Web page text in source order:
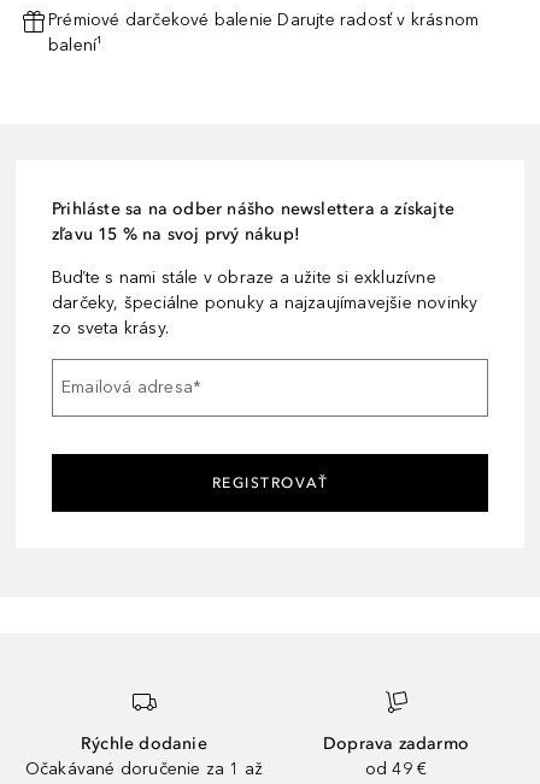
Prémiové darčekové balenie Darujte radosť v krásnom
balení¹
Prihláste sa na odber nášho newslettera a získajte
zľavu 15 % na svoj prvý nákup!
Buďte s nami stále v obraze a užite si exkluzívne
darčeky, špeciálne ponuky a najzaujímavejšie novinky
zo sveta krásy.
Emailová adresa*
REGISTROVAŤ
Rýchle dodanie
Očakávané doručenie za 1 až
Doprava zadarmo
od 49 €